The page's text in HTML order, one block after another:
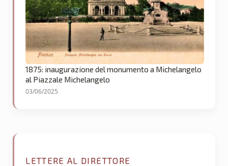
1875: inaugurazione del monumento a Michelangelo
al Piazzale Michelangelo
03/06/2025
LETTERE AL DIRETTORE